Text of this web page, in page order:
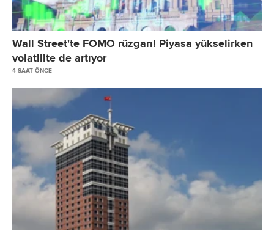
Wall Street'te FOMO rüzgarı! Piyasa yükselirken
volatilite de artıyor
4 SAAT ÖNCE